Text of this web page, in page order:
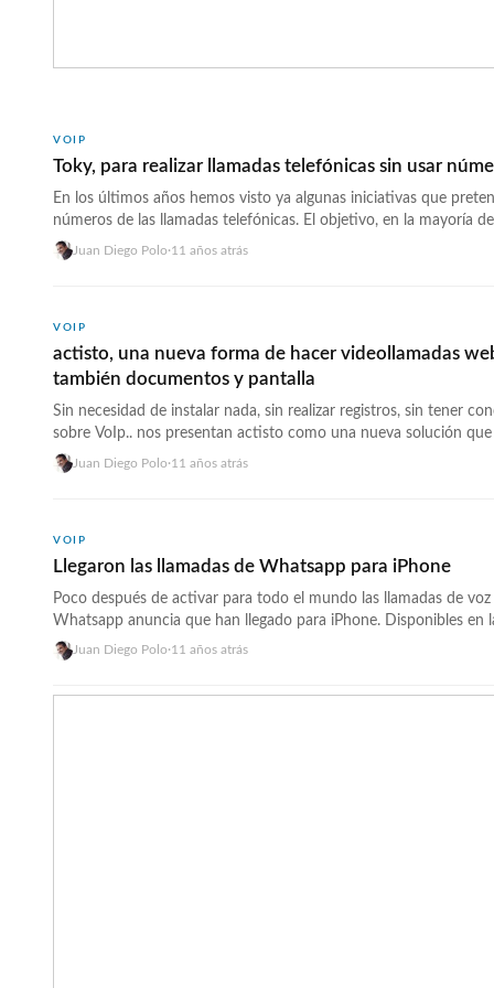
VOIP
Toky, para realizar llamadas telefónicas sin usar
En los últimos años hemos visto ya algunas iniciativas que
números de las llamadas telefónicas. El objetivo, en la mayorí­a
que cualquier persona pueda llamarnos teniendo una url en su
y en Toky (toky.co) apuestan por la idea con una solución
Juan Diego Polo·11 años atrás
VOIP
actisto, una nueva forma de hacer videollamadas
también documentos y pantalla
Sin necesidad de instalar nada, sin realizar registros, sin tener
sobre VoIp.. nos presentan actisto como una nueva solución
comunicarnos con cualquier persona usando únicamente el
tenemos que comenzar una sala informando nuestro email. Cada
videollamadas-web-compartiendo-tambien-documentos-y-
leyendo »</a>
Juan Diego Polo·11 años atrás
VOIP
Llegaron las llamadas de Whatsapp para iPhone
Poco después de activar para todo el mundo las llamadas de
Whatsapp anuncia que han llegado para iPhone. Disponibles en
activarán a todos los usuarios durante las próximas semanas, por
garantizado que después de la actualización se puedan realizar
Juan Diego Polo·11 años atrás